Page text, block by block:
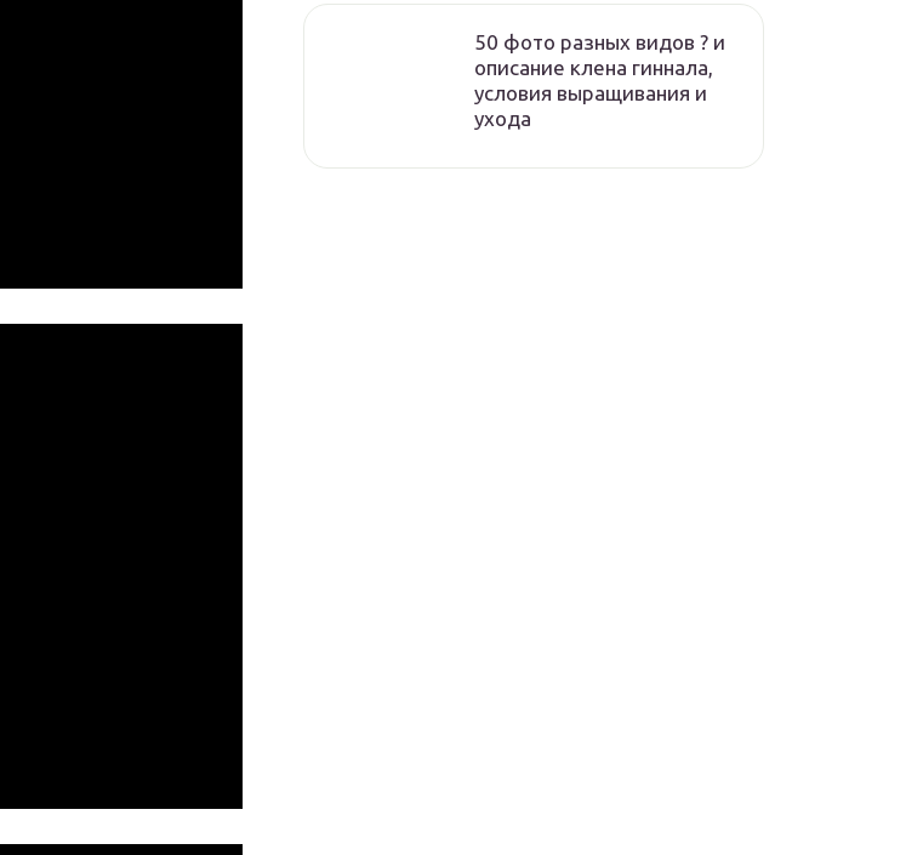
50 фото разных видов ? и
описание клена гиннала,
условия выращивания и
ухода